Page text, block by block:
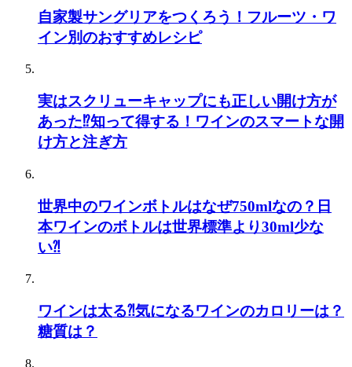
自家製サングリアをつくろう！フルーツ・ワ
イン別のおすすめレシピ
実はスクリューキャップにも正しい開け方が
あった⁉知って得する！ワインのスマートな開
け方と注ぎ方
世界中のワインボトルはなぜ750mlなの？日
本ワインのボトルは世界標準より30ml少な
い⁈
ワインは太る⁈気になるワインのカロリーは？
糖質は？